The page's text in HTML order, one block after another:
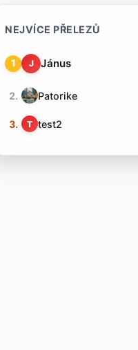
NEJVÍCE PŘELEZŮ
1 J Jánus
2. Patorike
3. T test2